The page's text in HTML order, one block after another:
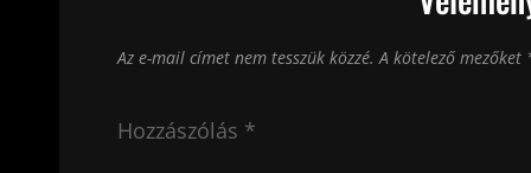
Az e-mail címet nem tesszük közzé. A kötelező mezőket
Hozzászólás *